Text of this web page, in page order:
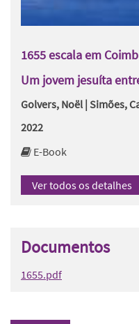
1655 escala em
Um jovem jesuíta
Golvers, Noël | Simões,
2022
E-Book
Ver todos os detalhes
Documentos
1655.pdf